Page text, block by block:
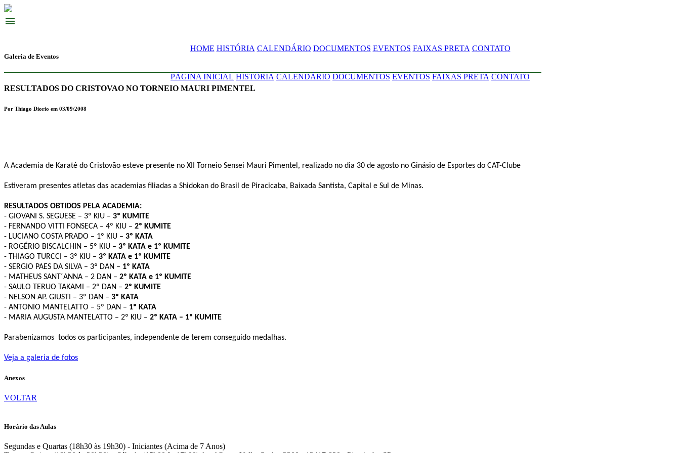
menu
HOME HISTÓRIA CALENDÁRIO DOCUMENTOS EVENTOS FAIXAS PRETA CONTATO
PÁGINA INICIAL HISTÓRIA CALENDÁRIO DOCUMENTOS EVENTOS FAIXAS PRETA CONTATO
Galeria de Eventos
RESULTADOS DO CRISTOVAO NO TORNEIO MAURI PIMENTEL
Por Thiago Diorio em 03/09/2008
A Academia de Karatê do Cristovão esteve presente no XII Torneio Sensei Mauri Pimentel, realizado no dia 30 de agosto no Ginásio de Esportes do CAT-Clube
Estiveram presentes atletas das academias filiadas a Shidokan do Brasil de Piracicaba, Baixada Santista, Capital e Sul de Minas.
RESULTADOS OBTIDOS PELA ACADEMIA:
- GIOVANI S. SEGUESE – 3º KIU – 3º KUMITE
- FERNANDO VITTI FONSECA – 4º KIU – 2º KUMITE
- LUCIANO COSTA PRADO – 1º KIU – 3º KATA
- ROGÉRIO BISCALCHIN – 5º KIU – 3º KATA e 1º KUMITE
- THIAGO TURCCI – 3º KIU – 3º KATA e 1º KUMITE
- SERGIO PAES DA SILVA – 3º DAN – 1º KATA
- MATHEUS SANT´ANNA – 2 DAN – 2º KATA e 1º KUMITE
- SAULO TERUO TAKAMI – 2º DAN – 2º KUMITE
- NELSON AP. GIUSTI – 3º DAN – 3º KATA
- ANTONIO MANTELATTO – 5º DAN – 1º KATA
- MARIA AUGUSTA MANTELATTO – 2º KIU – 2º KATA – 1º KUMITE
Parabenizamos todos os participantes, independente de terem conseguido medalhas.
Veja a galeria de fotos
Anexos
VOLTAR
Horário das Aulas
Segundas e Quartas (18h30 às 19h30) - Iniciantes (Acima de 7 Anos)